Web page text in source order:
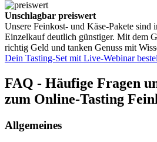
Unschlagbar preiswert
Unsere Feinkost- und Käse-Pakete sind
Einzelkauf deutlich günstiger. Mit dem
richtig Geld und tanken Genuss mit
Dein Tasting-Set mit Live-Webinar
FAQ - Häufige Fragen
zum Online-Tasting
Allgemeines